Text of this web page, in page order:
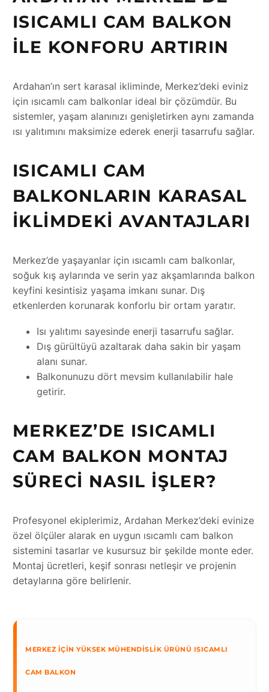
ISICAMLI CAM BALKON
ILE KONFORU ARTIRIN
Ardahan’ın sert karasal ikliminde, Merkez’deki eviniz
için ısıcamlı cam balkonlar ideal bir çözümdür. Bu
sistemler, yaşam alanınızı genişletirken aynı zamanda
ısı yalıtımını maksimize ederek enerji tasarrufu sağlar.
ISICAMLI CAM
BALKONLARIN KARASAL
İKLIMDEKI AVANTAJLARI
Merkez’de yaşayanlar için ısıcamlı cam balkonlar,
soğuk kış aylarında ve serin yaz akşamlarında balkon
keyfini kesintisiz yaşama imkanı sunar. Dış
etkenlerden korunarak konforlu bir ortam yaratır.
Isı yalıtımı sayesinde enerji tasarrufu sağlar.
Dış gürültüyü azaltarak daha sakin bir yaşam
alanı sunar.
Balkonunuzu dört mevsim kullanılabilir hale
getirir.
MERKEZ’DE ISICAMLI
CAM BALKON MONTAJ
SÜRECI NASIL İŞLER?
Profesyonel ekiplerimiz, Ardahan Merkez’deki evinize
özel ölçüler alarak en uygun ısıcamlı cam balkon
sistemini tasarlar ve kusursuz bir şekilde monte eder.
Montaj ücretleri, keşif sonrası netleşir ve projenin
detaylarına göre belirlenir.
MERKEZ İÇIN YÜKSEK MÜHENDISLIK ÜRÜNÜ ISICAMLI
CAM BALKON